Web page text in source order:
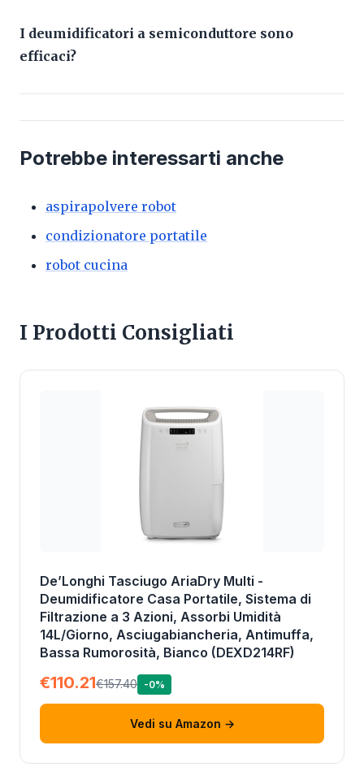
I deumidificatori a semiconduttore sono
efficaci?
Potrebbe interessarti anche
aspirapolvere robot
condizionatore portatile
robot cucina
I Prodotti Consigliati
De’Longhi Tasciugo AriaDry Multi -
Deumidificatore Casa Portatile, Sistema di
Filtrazione a 3 Azioni, Assorbi Umidità
14L/Giorno, Asciugabiancheria, Antimuffa,
Bassa Rumorosità, Bianco (DEXD214RF)
€110.21€157.40 -0%
Vedi su Amazon →